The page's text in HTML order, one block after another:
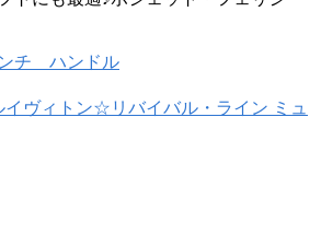
チ ハンドル
イヴィトン☆リバイバル・ライン ミュ